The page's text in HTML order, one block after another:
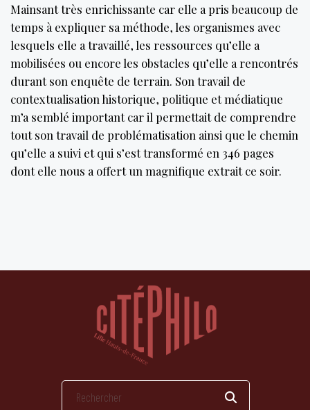
Mainsant très enrichissante car elle a pris beaucoup de
temps à expliquer sa méthode, les organismes avec
lesquels elle a travaillé, les ressources qu’elle a
mobilisées ou encore les obstacles qu’elle a rencontrés
durant son enquête de terrain. Son travail de
contextualisation historique, politique et médiatique
m’a semblé important car il permettait de comprendre
tout son travail de problématisation ainsi que le chemin
qu’elle a suivi et qui s’est transformé en 346 pages
dont elle nous a offert un magnifique extrait ce soir.